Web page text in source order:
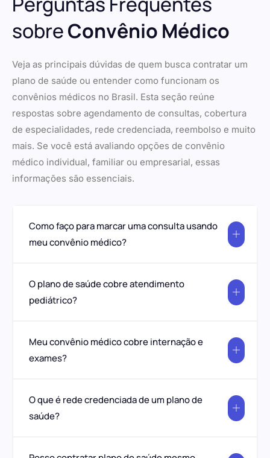
sobreConvênio Médico
Veja as principais dúvidas de quem busca contratar um
plano de saúde ou entender como funcionam os
convênios médicos no Brasil. Esta seção reúne
respostas sobre agendamento de consultas, cobertura
de especialidades, rede credenciada, reembolso e muito
mais. Se você está avaliando opções de convênio
médico individual, familiar ou empresarial, essas
informações são essenciais.
Como faço para marcar uma consulta usando
meu convênio médico?
O plano de saúde cobre atendimento
pediátrico?
Meu convênio médico cobre internação e
exames?
O que é rede credenciada de um plano de
saúde?